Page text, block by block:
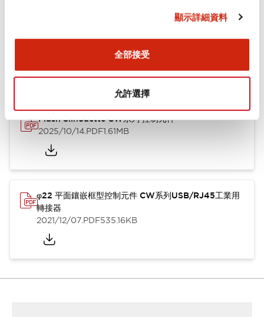
顯示詳細資料
全部接受
允許選擇
型錄和宣傳手冊 CAD檔 認證與標準
Flush Silhouette CW系列 控制元件
2025/10/14.PDF1.61MB
φ22 平面鑲嵌框型控制元件 CW系列USB/RJ45工業用
轉接器
2021/12/07.PDF535.16KB